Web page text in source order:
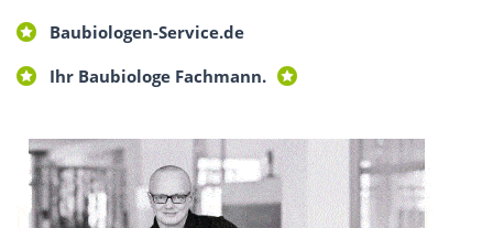
Baubiologen-Service.de
Ihr Baubiologe Fachmann.